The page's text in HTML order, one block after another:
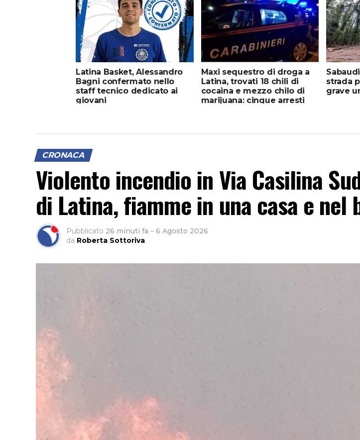
Latina Basket, Alessandro
Bagni confermato nello
staff tecnico dedicato ai
giovani
Maxi sequestro di droga a
Latina, trovati 18 chili di
cocaina e mezzo chilo di
marijuana: cinque arresti
strada
grave
CRONACA
Violento incendio in Via Casilina
di Latina, fiamme in una casa e nel
Pubblicato 26 minuti fa – 6 Agosto 2026
da Roberta Sottoriva